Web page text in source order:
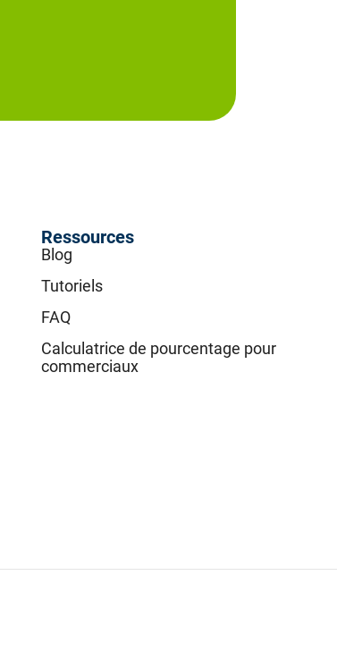
Ressources
Blog
Tutoriels
FAQ
Calculatrice de pourcentage pour
commerciaux